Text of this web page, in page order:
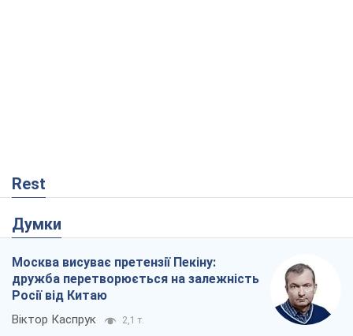
Rest
Думки
Москва висуває претензії Пекіну:
дружба перетворюється на залежність
Росії від Китаю
Віктор Каспрук 2,1 т.